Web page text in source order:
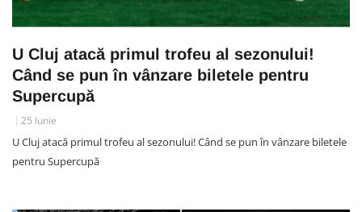
U Cluj atacă primul trofeu al sezonului!
Când se pun în vânzare biletele pentru
Supercupă
25 Iunie
U Cluj atacă primul trofeu al sezonului! Când se pun în vânzare biletele
pentru Supercupă